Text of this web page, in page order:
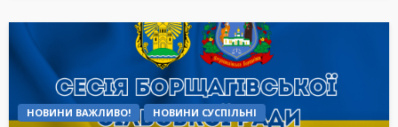
НОВИНИ ВАЖЛИВО! НОВИНИ СУСПІЛЬНІ